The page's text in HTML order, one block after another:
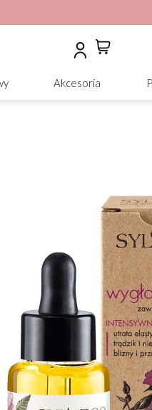
Akcesoria